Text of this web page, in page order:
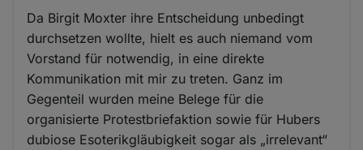
Da Birgit Moxter ihre Entscheidung unbedingt
durchsetzen wollte, hielt es auch niemand vom
Vorstand für notwendig, in eine direkte
Kommunikation mit mir zu treten. Ganz im
Gegenteil wurden meine Belege für die
organisierte Protestbriefaktion sowie für Hubers
dubiose Esoterikgläubigkeit sogar als „irrelevant“